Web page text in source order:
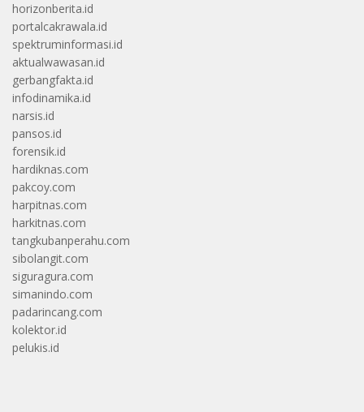
horizonberita.id
portalcakrawala.id
spektruminformasi.id
aktualwawasan.id
gerbangfakta.id
infodinamika.id
narsis.id
pansos.id
forensik.id
hardiknas.com
pakcoy.com
harpitnas.com
harkitnas.com
tangkubanperahu.com
sibolangit.com
siguragura.com
simanindo.com
padarincang.com
kolektor.id
pelukis.id